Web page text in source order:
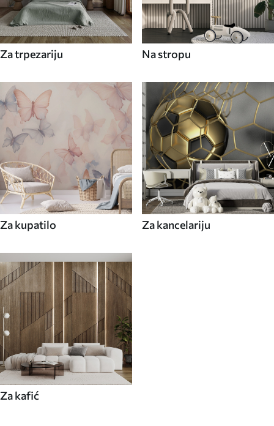
Za trpezariju Na stropu
Za kupatilo Za kancelariju
Za kafić